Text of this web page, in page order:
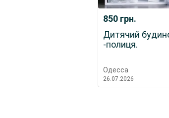
850 грн.
Дитячий
-полиця.
Одесса
26.07.2026